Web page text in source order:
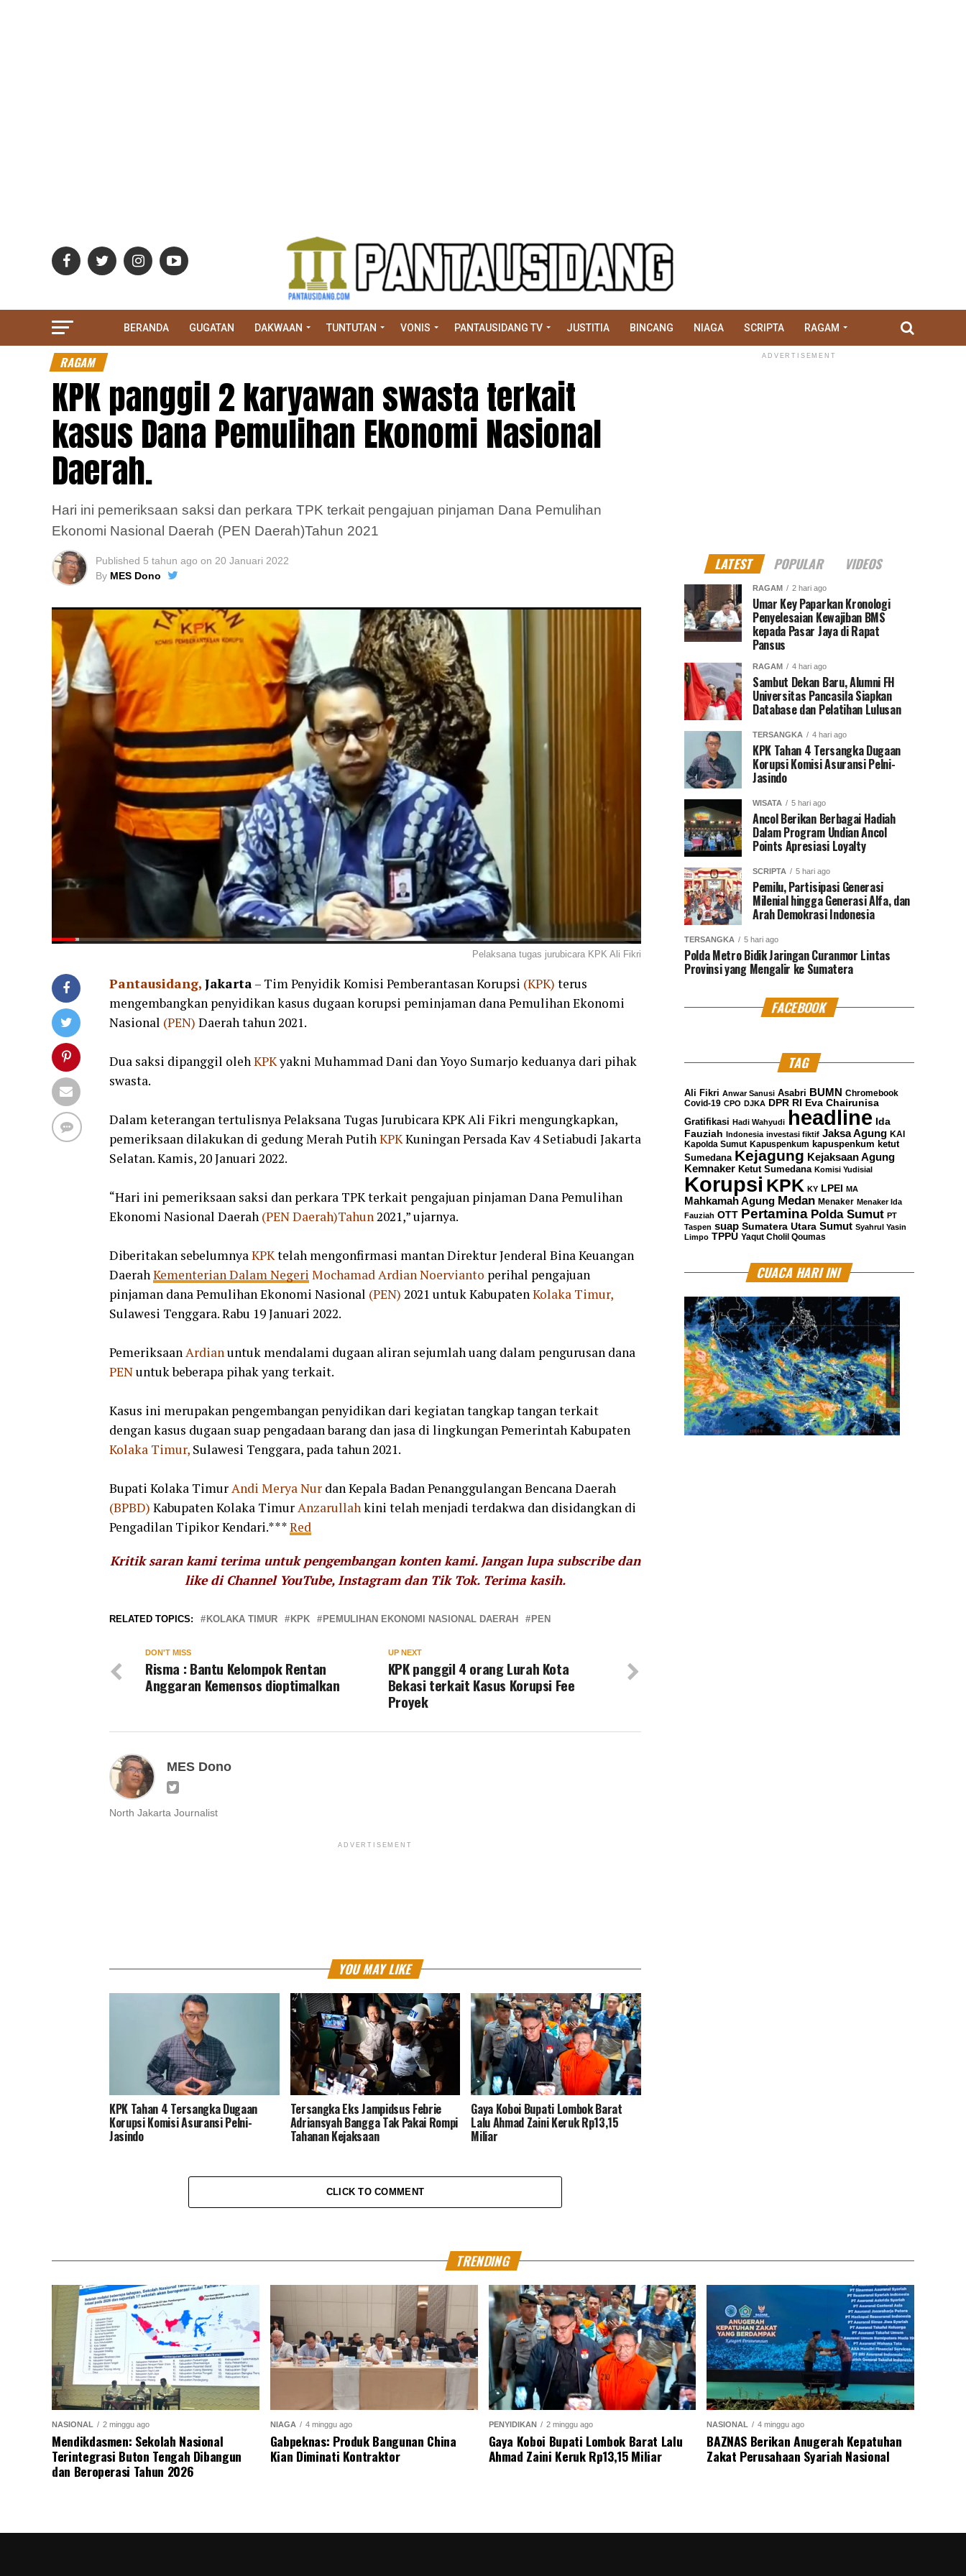
BERANDA GUGATAN DAKWAAN TUNTUTAN VONIS PANTAUSIDANG TV JUSTITIA BINCANG NIAGA SCRIPTA RAGAM
RAGAM
KPK panggil 2 karyawan swasta terkait
kasus Dana Pemulihan Ekonomi Nasional
Daerah.
Hari ini pemeriksaan saksi dan perkara TPK terkait pengajuan pinjaman Dana Pemulihan
Ekonomi Nasional Daerah (PEN Daerah)Tahun 2021
Published 5 tahun ago on 20 Januari 2022
By MES Dono
Pelaksana tugas jurubicara KPK Ali Fikri
Pantausidang, Jakarta– Tim Penyidik Komisi Pemberantasan Korupsi (KPK) terus
mengembangkan penyidikan kasus dugaan korupsi peminjaman dana Pemulihan Ekonomi
Nasional (PEN) Daerah tahun 2021.
Dua saksi dipanggil olehKPKyakni Muhammad Dani dan Yoyo Sumarjo keduanya dari pihak
swasta.
Dalam keterangan tertulisnya Pelaksana Tugas Jurubicara KPK Ali Fikri mengungkapkan,
pemeriksaan dilakukan di gedung Merah PutihKPKKuningan Persada Kav 4 Setiabudi Jakarta
Selatan. Kamis, 20 Januari 2022.
“Hari ini pemeriksaan saksi dan perkara TPK terkait pengajuan pinjaman Dana Pemulihan
Ekonomi Nasional Daerah (PEN Daerah)Tahun2021,” ujarnya.
Diberitakan sebelumnyaKPKtelah mengonfirmasi mantan Direktur Jenderal Bina Keuangan
DaerahKementerian Dalam Negeri Mochamad Ardian Noervianto perihal pengajuan
pinjaman dana Pemulihan Ekonomi Nasional (PEN) 2021 untuk KabupatenKolaka Timur,
Sulawesi Tenggara. Rabu 19 Januari 2022.
PemeriksaanArdianuntuk mendalami dugaan aliran sejumlah uang dalam pengurusan dana
PENuntuk beberapa pihak yang terkait.
Kasus ini merupakan pengembangan penyidikan dari kegiatan tangkap tangan terkait
dengan kasus dugaan suap pengadaan barang dan jasa di lingkungan Pemerintah Kabupaten
Kolaka Timur, Sulawesi Tenggara, pada tahun 2021.
Bupati Kolaka TimurAndi Merya Nur dan Kepala Badan Penanggulangan Bencana Daerah
(BPBD) Kabupaten Kolaka TimurAnzarullahkini telah menjadi terdakwa dan disidangkan di
Pengadilan Tipikor Kendari.***Red
Kritik saran kami terima untuk pengembangan konten kami. Jangan lupa subscribe dan
like di Channel YouTube, Instagram dan Tik Tok. Terima kasih.
RELATED TOPICS: KOLAKA TIMUR KPK PEMULIHAN EKONOMI NASIONAL DAERAH PEN
UP NEXT
KPK panggil 4 orang Lurah Kota
Bekasi terkait Kasus Korupsi Fee
Proyek
DON'T MISS
Risma : Bantu Kelompok Rentan
Anggaran Kemensos dioptimalkan
MES Dono
North Jakarta Journalist
ADVERTISEMENT
YOU MAY LIKE
KPK Tahan 4 Tersangka Dugaan
Korupsi Komisi Asuransi Pelni-
Jasindo
Tersangka Eks Jampidsus Febrie
Adriansyah Bangga Tak Pakai Rompi
Tahanan Kejaksaan
Gaya Koboi Bupati Lombok Barat
Lalu Ahmad Zaini Keruk Rp13,15
Miliar
CLICK TO COMMENT
ADVERTISEMENT
LATEST POPULAR VIDEOS
RAGAM 2 hari ago
Umar Key Paparkan Kronologi
Penyelesaian Kewajiban BMS
kepada Pasar Jaya di Rapat
Pansus
RAGAM 4 hari ago
Sambut Dekan Baru, Alumni FH
Universitas Pancasila Siapkan
Database dan Pelatihan Lulusan
TERSANGKA 4 hari ago
KPK Tahan 4 Tersangka Dugaan
Korupsi Komisi Asuransi Pelni-
Jasindo
WISATA 5 hari ago
Ancol Berikan Berbagai Hadiah
Dalam Program Undian Ancol
Points Apresiasi Loyalty
SCRIPTA 5 hari ago
Pemilu, Partisipasi Generasi
Milenial hingga Generasi Alfa, dan
Arah Demokrasi Indonesia
TERSANGKA 5 hari ago
Polda Metro Bidik Jaringan Curanmor Lintas
Provinsi yang Mengalir ke Sumatera
FACEBOOK
TAG
Ali Fikri Anwar Sanusi Asabri BUMN Chromebook
Covid-19 CPO DJKA DPR RI
Eva Chairunisa
Gratifikasi Hadi Wahyudi headline Ida
Fauziah Indonesia investasi fiktif Jaksa Agung KAI
Kapolda Sumut Kapuspenkum kapuspenkum ketut
Sumedana Kejagung Kejaksaan Agung
Kemnaker Ketut Sumedana Komisi Yudisial
Korupsi KPK KY LPEI MA
Mahkamah Agung Medan Menaker Menaker Ida
Fauziah OTT Pertamina Polda Sumut PT
Taspen suap Sumatera Utara Sumut Syahrul Yasin
Limpo TPPU Yaqut Cholil Qoumas
CUACA HARI INI
TRENDING
NASIONAL 2 minggu ago
Mendikdasmen: Sekolah Nasional
Terintegrasi Buton Tengah Dibangun
dan Beroperasi Tahun 2026
NIAGA 4 minggu ago
Gabpeknas: Produk Bangunan China
Kian Diminati Kontraktor
PENYIDIKAN 2 minggu ago
Gaya Koboi Bupati Lombok Barat Lalu
Ahmad Zaini Keruk Rp13,15 Miliar
NASIONAL 4 minggu ago
BAZNAS Berikan Anugerah Kepatuhan
Zakat Perusahaan Syariah Nasional